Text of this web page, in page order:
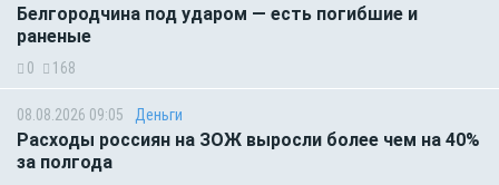
Белгородчина под ударом — есть погибшие и
раненые
0 168
08.08.2026 09:05 Деньги
Расходы россиян на ЗОЖ выросли более чем на 40%
за полгода